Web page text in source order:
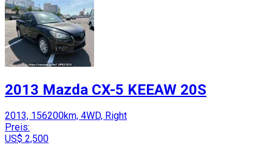
2013 Mazda CX-5 KEEAW 20S
2013, 156200km, 4WD, Right
Preis:
US$ 2,500